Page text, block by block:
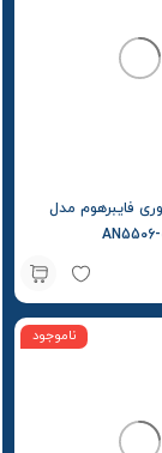
فایبرهوم مدل
ناموجود